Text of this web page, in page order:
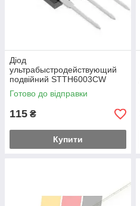
Діод
ультрабыстродействующий
подвійний STTH6003CW
Готово до відправки
115 ₴
Купити